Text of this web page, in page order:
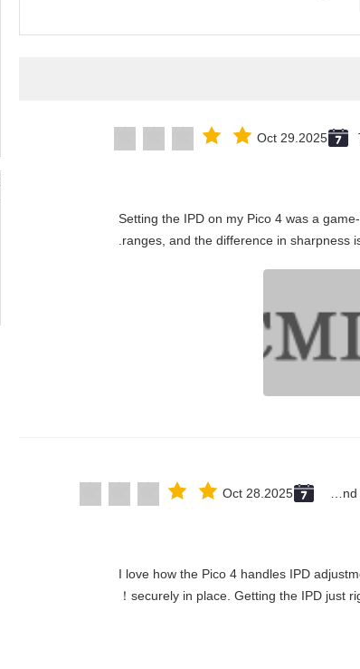
Oct 29.2025
"Setting the IPD on my Pico 4 was a
ranges, and the difference in sharpness
Oct 28.2025
"I love how the Pico 4 handles IPD
securely in place. Getting the IPD just